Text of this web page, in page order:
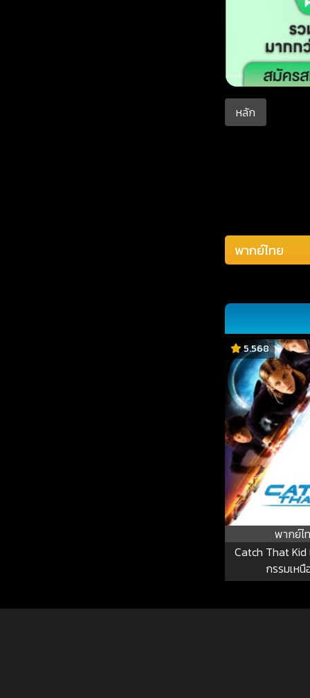
หลัก
5.568
พากย์ไ
Catch That Kid
กรรมเห